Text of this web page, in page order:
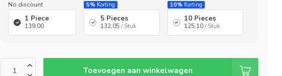
No discount
1 Piece
139,00
5% Korting
5 Pieces
132,05 / Stuk
10% Korting
10 Pieces
125,10 / Stuk
Toevoegen aan winkelwagen